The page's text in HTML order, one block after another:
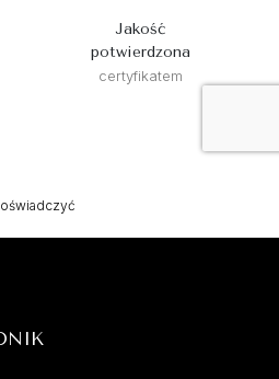
Jakość
potwierdzona
certyfikatem